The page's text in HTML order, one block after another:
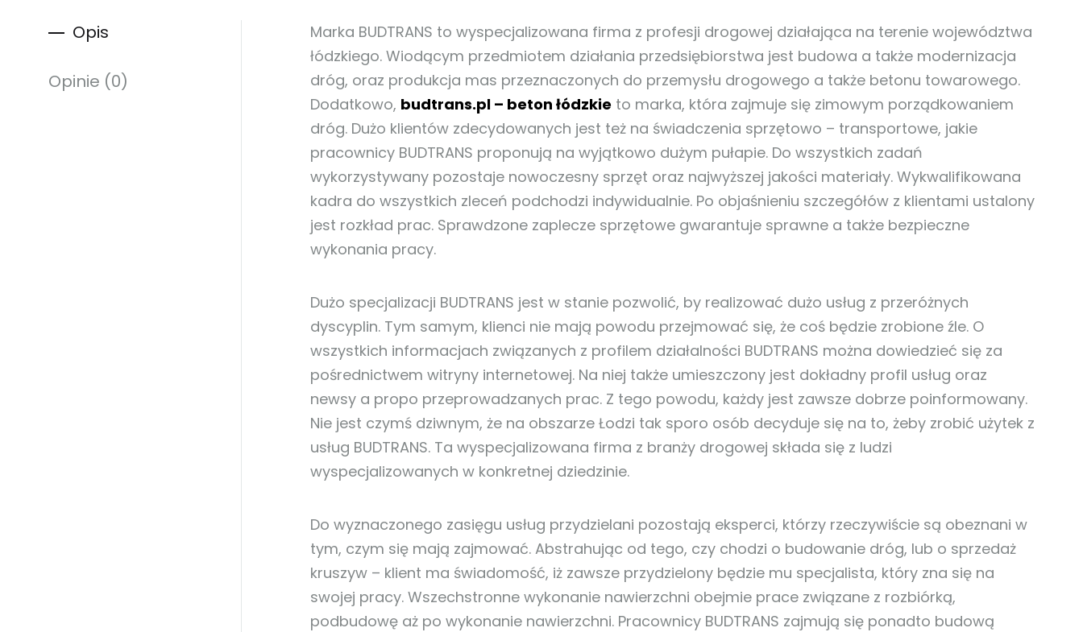
Opis
Opinie (0)
Marka BUDTRANS to wyspecjalizowana firma z profesji drogowej działająca na terenie województwa
łódzkiego. Wiodącym przedmiotem działania przedsiębiorstwa jest budowa a także modernizacja
dróg, oraz produkcja mas przeznaczonych do przemysłu drogowego a także betonu towarowego.
Dodatkowo, budtrans.pl – beton łódzkie to marka, która zajmuje się zimowym porządkowaniem
dróg. Dużo klientów zdecydowanych jest też na świadczenia sprzętowo – transportowe, jakie
pracownicy BUDTRANS proponują na wyjątkowo dużym pułapie. Do wszystkich zadań
wykorzystywany pozostaje nowoczesny sprzęt oraz najwyższej jakości materiały. Wykwalifikowana
kadra do wszystkich zleceń podchodzi indywidualnie. Po objaśnieniu szczegółów z klientami ustalony
jest rozkład prac. Sprawdzone zaplecze sprzętowe gwarantuje sprawne a także bezpieczne
wykonania pracy.
Dużo specjalizacji BUDTRANS jest w stanie pozwolić, by realizować dużo usług z przeróżnych
dyscyplin. Tym samym, klienci nie mają powodu przejmować się, że coś będzie zrobione źle. O
wszystkich informacjach związanych z profilem działalności BUDTRANS można dowiedzieć się za
pośrednictwem witryny internetowej. Na niej także umieszczony jest dokładny profil usług oraz
newsy a propo przeprowadzanych prac. Z tego powodu, każdy jest zawsze dobrze poinformowany.
Nie jest czymś dziwnym, że na obszarze Łodzi tak sporo osób decyduje się na to, żeby zrobić użytek z
usług BUDTRANS. Ta wyspecjalizowana firma z branży drogowej składa się z ludzi
wyspecjalizowanych w konkretnej dziedzinie.
Do wyznaczonego zasięgu usług przydzielani pozostają eksperci, którzy rzeczywiście są obeznani w
tym, czym się mają zajmować. Abstrahując od tego, czy chodzi o budowanie dróg, lub o sprzedaż
kruszyw – klient ma świadomość, iż zawsze przydzielony będzie mu specjalista, który zna się na
swojej pracy. Wszechstronne wykonanie nawierzchni obejmie prace związane z rozbiórką,
podbudowę aż po wykonanie nawierzchni. Pracownicy BUDTRANS zajmują się ponadto budową